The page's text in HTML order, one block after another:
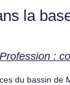
la
Profession :
du bassin de